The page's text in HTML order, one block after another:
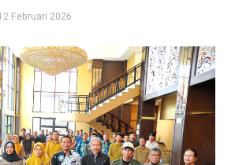
Februari 2026